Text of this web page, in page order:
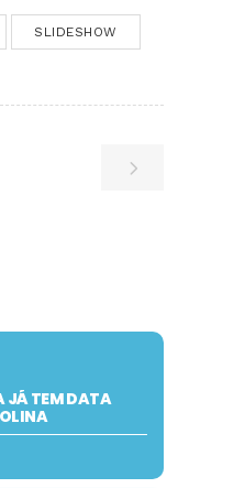
SLIDESHOW
JÁ TEM DATA